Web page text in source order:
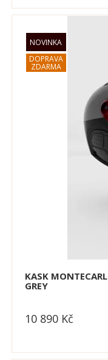
KASK
GREY
10 890 Kč